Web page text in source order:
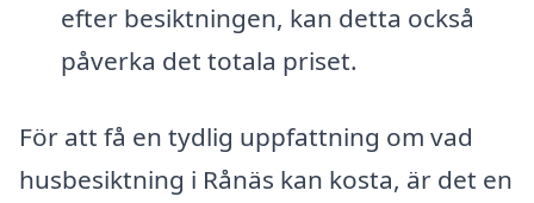
efter besiktningen, kan detta också
påverka det totala priset.
För att få en tydlig uppfattning om vad
husbesiktning i Rånäs kan kosta, är det en